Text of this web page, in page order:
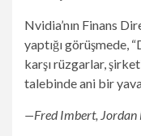
Nvidia’nın Finans
yaptığı görüşmede,
karşı rüzgarlar,
talebinde ani bir
—Fred Imbert, Jordan